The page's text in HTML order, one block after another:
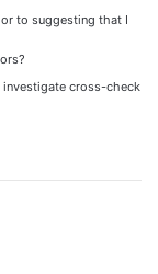
to suggesting that I
investigate cross-check